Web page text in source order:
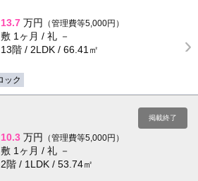
13.7 万円 （管理費等5,000円）
敷 1ヶ月 / 礼 －
13階 / 2LDK / 66.41㎡
ック
掲載終了
10.3 万円 （管理費等5,000円）
敷 1ヶ月 / 礼 －
2階 / 1LDK / 53.74㎡